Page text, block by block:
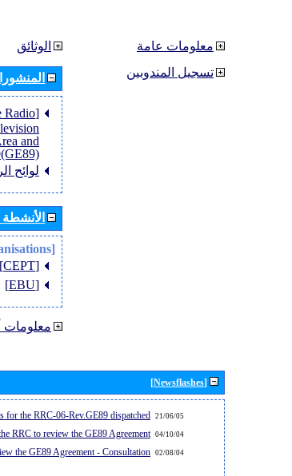
الوثائق
Radio
and
لوائح
[Regional Organisations]
[CEPT]
[EBU]
معلومات
معلومات عامة
تسجيل المندوبين
[Newsflashes]
21/06/05
for the RRC-06-Rev.GE89 dispatched...
04/10/04
RRC to review the GE89 Agreement
02/08/04
the GE89 Agreement - Consultation